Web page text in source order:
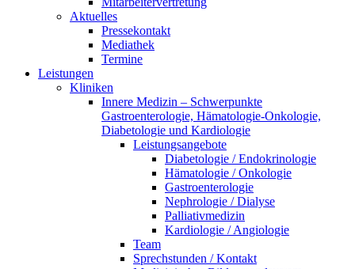
Aktuelles
Pressekontakt
Mediathek
Termine
Leistungen
Kliniken
Innere Medizin – Schwerpunkte
Gastroenterologie, Hämatologie-Onkologie,
Diabetologie und Kardiologie
Leistungsangebote
Diabetologie / Endokrinologie
Hämatologie / Onkologie
Gastroenterologie
Nephrologie / Dialyse
Palliativmedizin
Kardiologie / Angiologie
Team
Sprechstunden / Kontakt